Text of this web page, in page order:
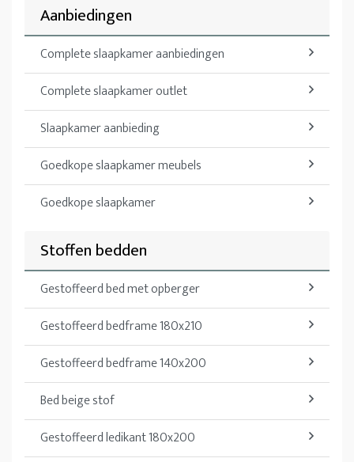
Aanbiedingen
Complete slaapkamer aanbiedingen
Complete slaapkamer outlet
Slaapkamer aanbieding
Goedkope slaapkamer meubels
Goedkope slaapkamer
Stoffen bedden
Gestoffeerd bed met opberger
Gestoffeerd bedframe 180x210
Gestoffeerd bedframe 140x200
Bed beige stof
Gestoffeerd ledikant 180x200